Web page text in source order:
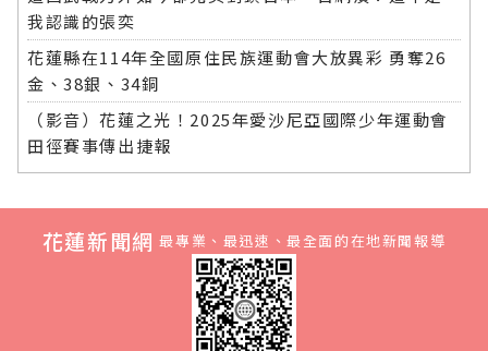
我認識的張奕
花蓮縣在114年全國原住民族運動會大放異彩 勇奪26
金、38銀、34銅
（影音）花蓮之光！2025年愛沙尼亞國際少年運動會
田徑賽事傳出捷報
花蓮新聞網 最專業、最迅速、最全面的在地新聞報導